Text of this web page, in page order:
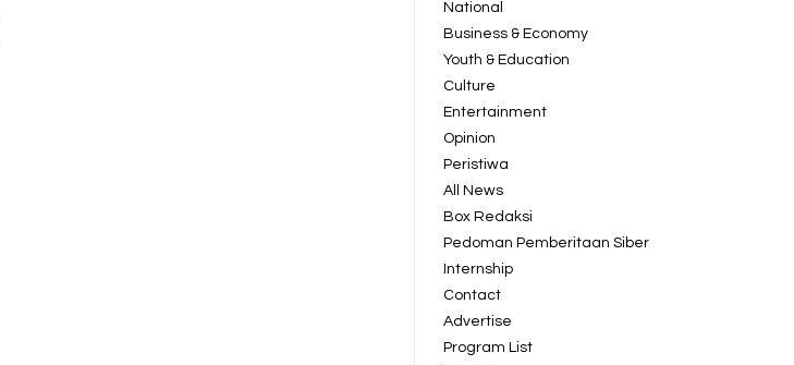
National
Business & Economy
Youth & Education
Culture
Entertainment
Opinion
Peristiwa
All News
Box Redaksi
Pedoman Pemberitaan Siber
Internship
Contact
Advertise
Program List